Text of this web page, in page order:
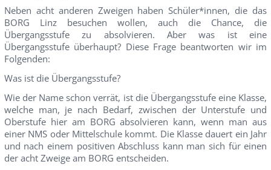
Neben acht anderen Zweigen haben Schüler*innen, die das
BORG Linz besuchen wollen, auch die Chance, die
Übergangsstufe zu absolvieren. Aber was ist eine
Übergangsstufe überhaupt? Diese Frage beantworten wir im
Folgenden:
Was ist die Übergangsstufe?
Wie der Name schon verrät, ist die Übergangsstufe eine Klasse,
welche man, je nach Bedarf, zwischen der Unterstufe und
Oberstufe hier am BORG absolvieren kann, wenn man aus
einer NMS oder Mittelschule kommt. Die Klasse dauert ein Jahr
und nach einem positiven Abschluss kann man sich für einen
der acht Zweige am BORG entscheiden.